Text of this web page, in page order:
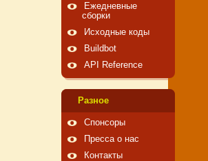
Ежедневные
сборки
Исходные коды
Buildbot
API Reference
Pазное
Спонсоры
Пресса о нас
Контакты